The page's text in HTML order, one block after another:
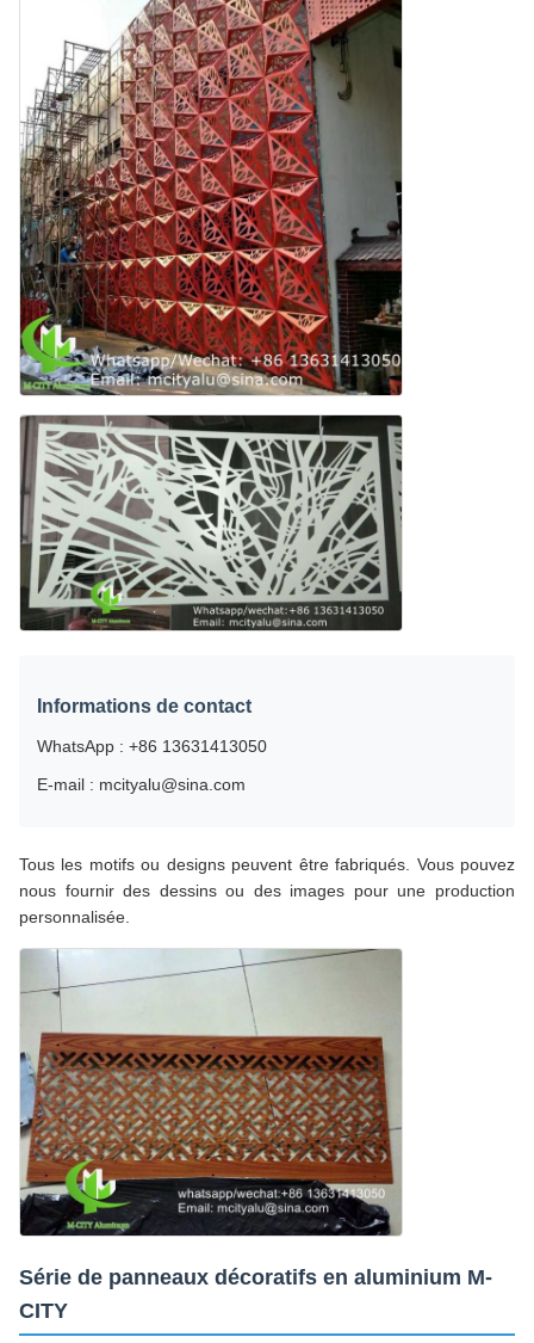
Informations de contact
WhatsApp : +86 13631413050
E-mail : mcityalu@sina.com
Tous les motifs ou designs peuvent être fabriqués. Vous pouvez
nous fournir des dessins ou des images pour une production
personnalisée.
Série de panneaux décoratifs en aluminium M-
CITY